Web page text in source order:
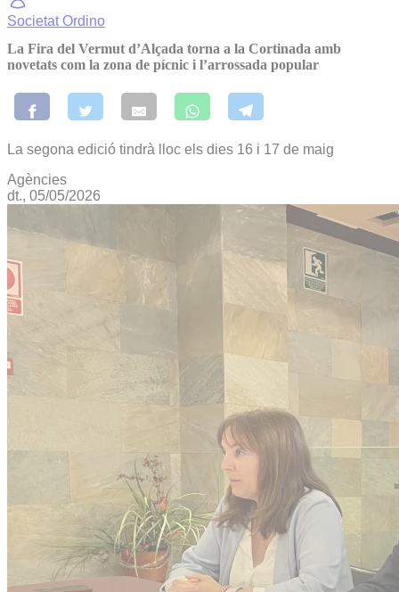
SocietatOrdino
La Fira del Vermut d’Alçada torna a la Cortinada amb
novetats com la zona de pícnic i l’arrossada popular
La segona edició tindrà lloc els dies 16 i 17 de maig
Agències
dt., 05/05/2026